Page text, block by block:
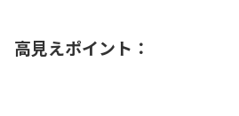
高見えポイント：